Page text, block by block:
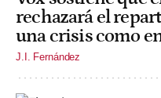
rechazará el
una crisis como
J.I. Fernández